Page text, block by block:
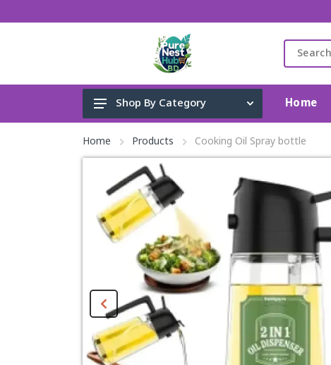
Gadget & Electronics
Cleaning Supplies
Toys, Kids & Baby
Accessories
Home Appliance
Fashion & Lifestyle
Health & Beauty
View All Categories
Shop By Category Home
Home Products Cooking Oil Spray bottle